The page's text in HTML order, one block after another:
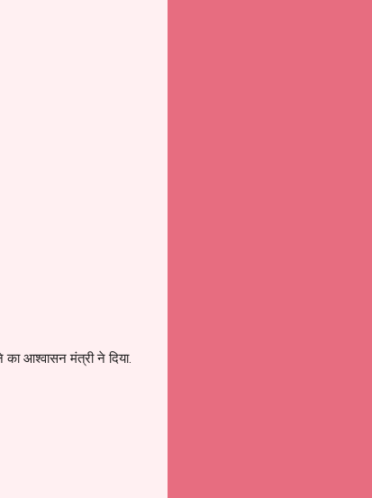
आश्वासन मंत्री ने दिया.